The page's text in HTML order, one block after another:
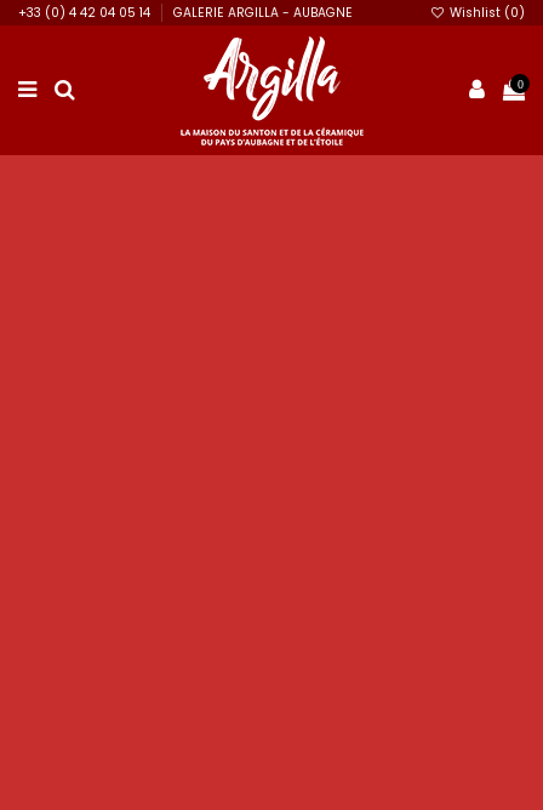
+33 (0) 4 42 04 05 14 GALERIE ARGILLA - AUBAGNE Wishlist (0)
0